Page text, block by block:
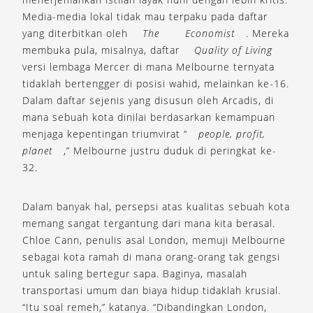
Media-media lokal tidak mau terpaku pada daftar
yang diterbitkan oleh
The Economist
. Mereka
membuka pula, misalnya, daftar
Quality of Living
versi lembaga Mercer di mana Melbourne ternyata
tidaklah bertengger di posisi wahid, melainkan ke-16.
Dalam daftar sejenis yang disusun oleh Arcadis, di
mana sebuah kota dinilai berdasarkan kemampuan
menjaga kepentingan triumvirat “
people, profit,
planet
,” Melbourne justru duduk di peringkat ke-
32.
Dalam banyak hal, persepsi atas kualitas sebuah kota
memang sangat tergantung dari mana kita berasal.
Chloe Cann, penulis asal London, memuji Melbourne
sebagai kota ramah di mana orang-orang tak gengsi
untuk saling bertegur sapa. Baginya, masalah
transportasi umum dan biaya hidup tidaklah krusial.
“Itu soal remeh,” katanya. “Dibandingkan London,